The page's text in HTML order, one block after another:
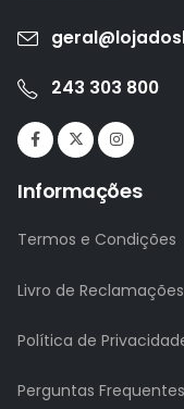
243 303 800
Informações
Termos e Condições
Livro de Reclamações
Política de
Perguntas Frequentes